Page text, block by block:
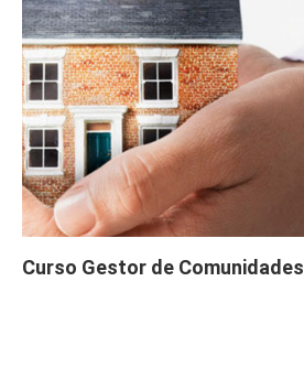
Curso Gestor de Comunidades